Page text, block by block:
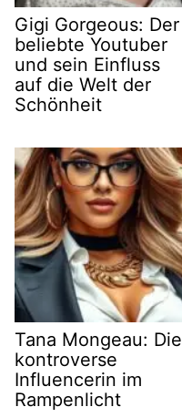
Gigi Gorgeous: Der
beliebte Youtuber
und sein Einfluss
auf die Welt der
Schönheit
Tana Mongeau: Die
kontroverse
Influencerin im
Rampenlicht